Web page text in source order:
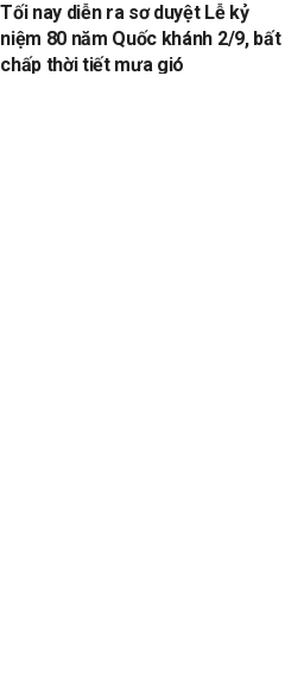
Tối nay diễn ra sơ duyệt Lễ kỷ
niệm 80 năm Quốc khánh 2/9, bất
chấp thời tiết mưa gió